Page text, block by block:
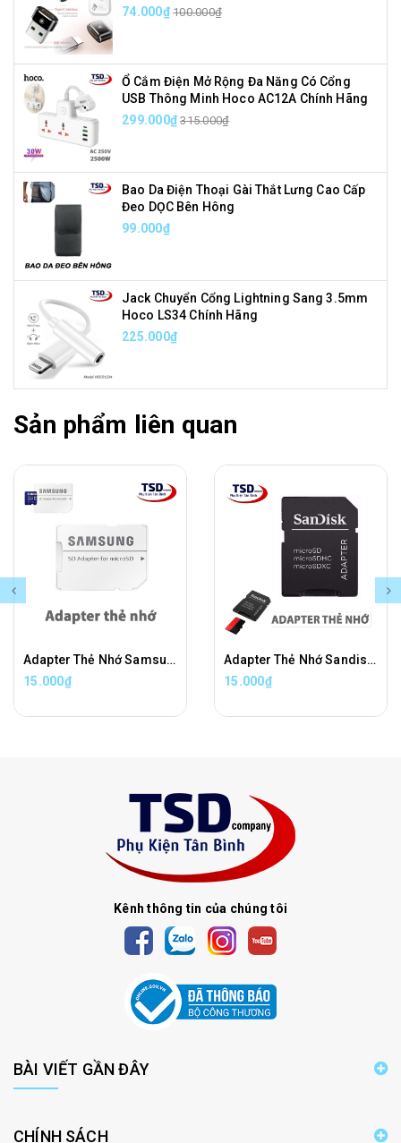
74.000₫ 100.000₫
Ổ Cắm Điện Mở Rộng Đa Năng Có Cổng
USB Thông Minh Hoco AC12A Chính Hãng
299.000₫ 315.000₫
Bao Da Điện Thoại Gài Thắt Lưng Cao Cấp
Đeo DỌC Bên Hông
99.000₫
Jack Chuyển Cổng Lightning Sang 3.5mm
Hoco LS34 Chính Hãng
225.000₫
Sản phẩm liên quan
Adapter Thẻ Nhớ Samsung Chuyển Đổi Thẻ Nhớ Micro SD Sang Thẻ Nhớ SD Chính Hãng
15.000₫
Adapter Thẻ Nhớ Sandisk Chuyển Đổi Thẻ Nhớ Micro SD Sang Thẻ Nhớ SD Chính Hãng
15.000₫
Kênh thông tin của chúng tôi
BÀI VIẾT GẦN ĐÂY
CHÍNH SÁCH